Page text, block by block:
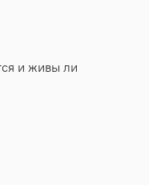
и живы ли